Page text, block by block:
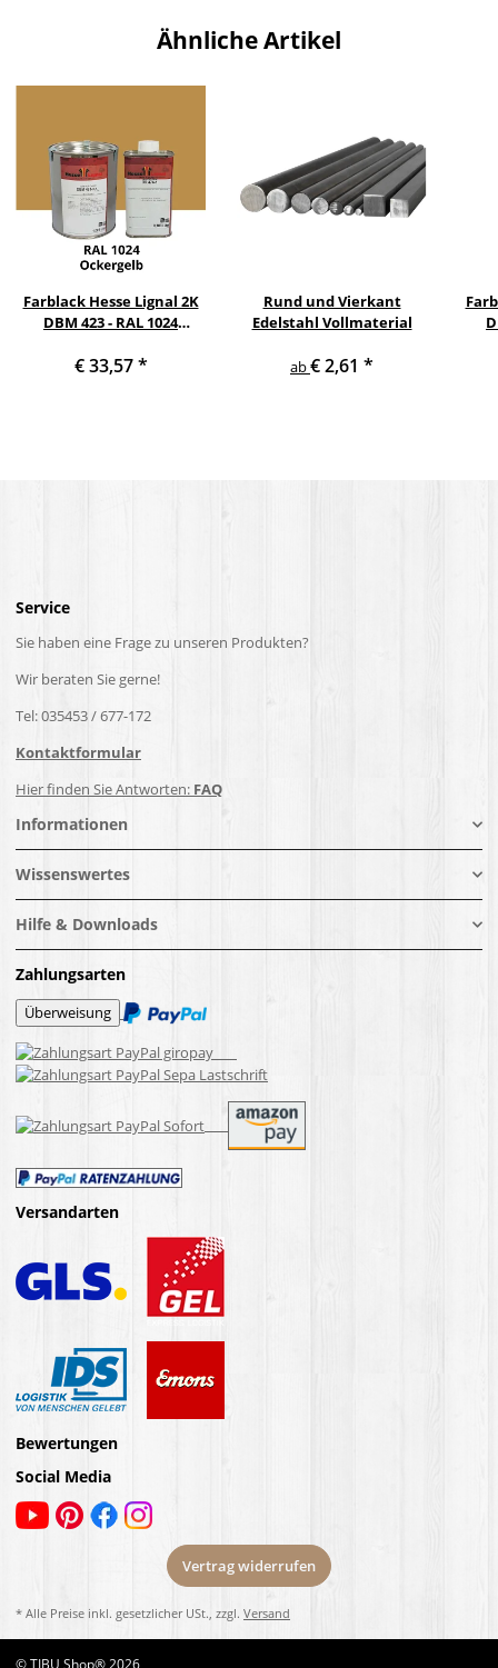
Ähnliche Artikel
Farblack Hesse Lignal 2K
DBM 423 - RAL 1024
€ 33,57*
Rund und Vierkant
Edelstahl Vollmaterial
ab€ 2,61 *
Service
Sie haben eine Frage zu unseren Produkten?
Wir beraten Sie gerne!
Tel: 035453 / 677-172
Kontaktformular
Hier finden Sie Antworten: FAQ
Informationen
Wissenswertes
Hilfe & Downloads
Zahlungsarten
Versandarten
Bewertungen
Social Media
Vertrag widerrufen
* Alle Preise inkl. gesetzlicher USt., zzgl. Versand